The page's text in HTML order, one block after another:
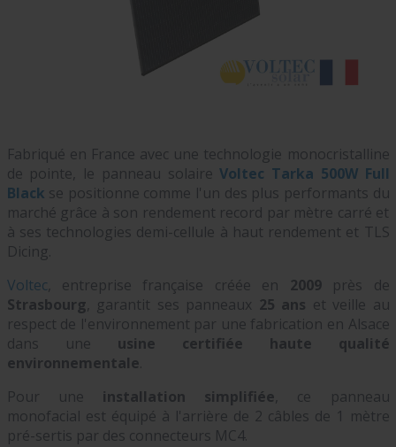
Fabriqué en France avec une technologie monocristalline
de pointe, le panneau solaireVoltec Tarka 500W Full
Black se positionne comme l'un des plus performants du
marché grâce à son rendement record par mètre carré et
à ses technologies demi-cellule à haut rendement et TLS
Dicing.
Voltec , entreprise française créée en 2009près de
Strasbourg , garantit ses panneaux 25 ans et veille au
respect de l'environnement par une fabrication en Alsace
dans une usine certifiée haute qualité
environnementale.
Pour une installation simplifiée , ce panneau
monofacial est équipé à l'arrière de 2 câbles de 1 mètre
pré-sertis par des connecteurs MC4.